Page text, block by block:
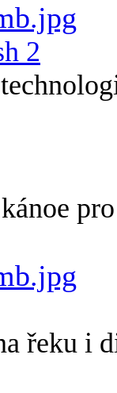
2
řeku i